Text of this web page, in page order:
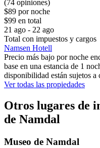
(74 opiniones)
$89 por noche
$99 en total
21 ago - 22 ago
Total con impuestos y cargos
Namsen Hotell
Precio más bajo por noche
base en una estancia de 1
disponibilidad están sujetos
Ver todas las propiedades
Otros lugares de
de Namdal
Museo de Namdal